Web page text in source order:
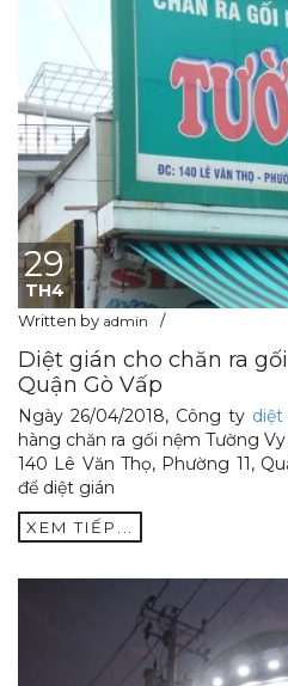
29
TH4
Written by admin
Diệt gián cho chăn ra
Quận Gò Vấp
Ngày 26/04/2018, Công ty
hàng chăn ra gối nệm Tường
140 Lê Văn Thọ, Phường 11,
để diệt gián
XEM TIẾP...